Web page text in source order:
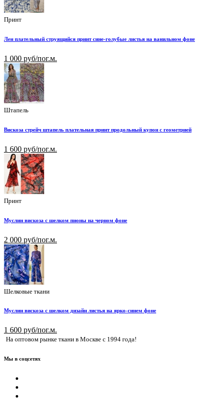
Принт
Лен плательный струящийся принт сине-голубые листья на ванильном фоне
1 000 руб/пог.м.
Штапель
Вискоза стрейч штапель плательная принт продольный купон с геометрией
1 600 руб/пог.м.
Принт
Муслин вискоза с шелком пионы на черном фоне
2 000 руб/пог.м.
Шелковые ткани
Муслин вискоза с шелком дизайн листья на ярко-синем фоне
1 600 руб/пог.м.
На оптовом рынке ткани в Москве с 1994 года!
Мы в соцсетях